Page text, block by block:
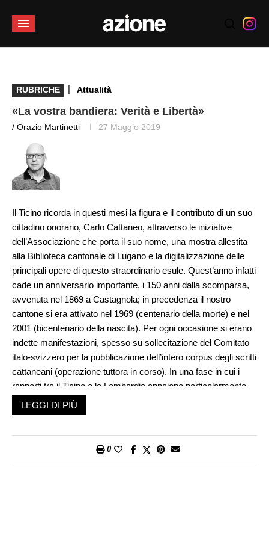
RUBRICHE | Attualità
«La vostra bandiera: Verità e Libertà»
/ Orazio Martinetti 27 Maggio 2019
Il Ticino ricorda in questi mesi la figura e il contributo di un suo
cittadino onorario, Carlo Cattaneo, attraverso le iniziative
dell’Associazione che porta il suo nome, una mostra allestita
alla Biblioteca cantonale di Lugano e la digitalizzazione delle
principali opere di questo straordinario esule. Quest’anno infatti
cade un anniversario importante, i 150 anni dalla scomparsa,
avvenuta nel 1869 a Castagnola; in precedenza il nostro
cantone si era attivato nel 1969 (centenario della morte) e nel
2001 (bicentenario della nascita). Per ogni occasione si erano
indette manifestazioni, spesso su sollecitazione del Comitato
italo-svizzero per la pubblicazione dell’intero corpus degli scritti
cattaneani (operazione tuttora in corso). In una fase in cui i
rapporti tra il Ticino e la Lombardia appaiono particolarmente
tesi, è motivo di sollievo sapere che il milanese Cattaneo abbia
mantenuto il suo posto nella quadreria dei personaggi illustri
crescere e maturare nel consesso elvetico.
LEGGI DI PIÙ
0